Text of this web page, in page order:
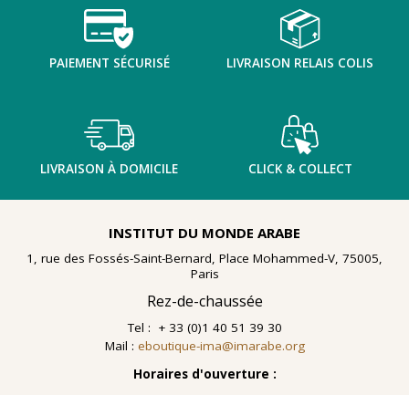
En 2021, le musée de l'IMA reçoit une généreuse donation
: un ensemble d'archives, de céramiques peintes et de
nombreuses planches dessinées à la gouache, exécutées
PAIEMENT SÉCURISÉ LIVRAISON RELAIS COLIS
LIVRAISON À DOMICILE CLICK & COLLECT
INSTITUT DU MONDE ARABE
1, rue des Fossés-Saint-Bernard, Place Mohammed-V, 75005,
Paris
Rez-de-chaussée
Tel : + 33 (0)1 40 51 39 30
Mail : eboutique-ima@imarabe.org
Horaires d'ouverture :